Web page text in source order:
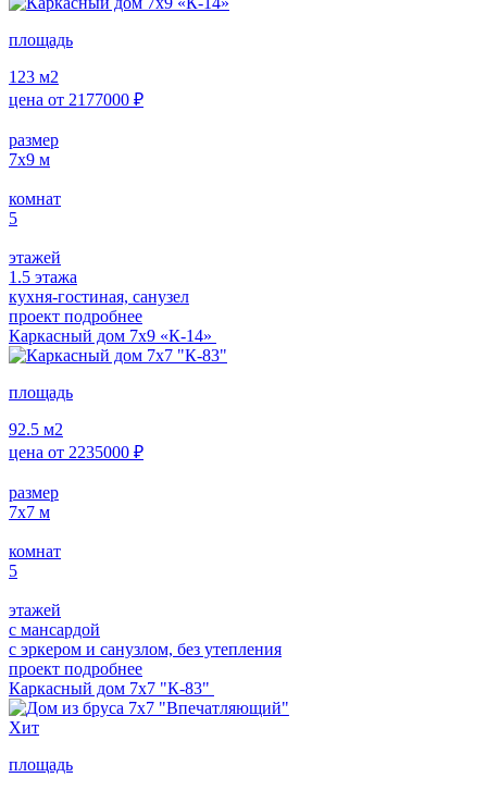
площадь
123 м2
цена от 2177000 ₽
размер
7х9 м
комнат
5
этажей
1.5 этажа
кухня-гостиная, санузел
проект подробнее
Каркасный дом 7х9 «К-14»
площадь
92.5 м2
цена от 2235000 ₽
размер
7х7 м
комнат
5
этажей
с мансардой
с эркером и санузлом, без утепления
проект подробнее
Каркасный дом 7х7 "К-83"
Хит
площадь